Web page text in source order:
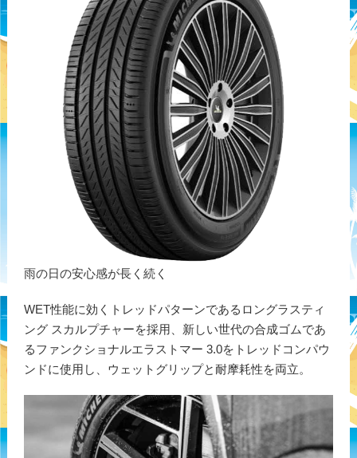
雨の日の安心感が長く続く
WET性能に効くトレッドパターンであるロングラスティ
ング スカルプチャーを採用、新しい世代の合成ゴムであ
るファンクショナルエラストマー 3.0をトレッドコンパウ
ンドに使用し、ウェットグリップと耐摩耗性を両立。